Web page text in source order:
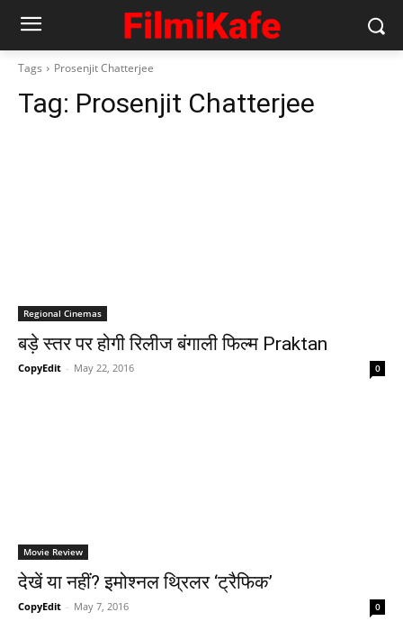
Tags Prosenjit Chatterjee
Tag: Prosenjit Chatterjee
Regional Cinemas
बड़े स्‍तर पर होगी रिलीज बंगाली फिल्‍म Praktan
CopyEdit - May 22, 2016 0
Movie Review
देखें या नहीं? इमोश्‍नल थ्रिलर ‘ट्रैफिक’
CopyEdit - May 7, 2016 0